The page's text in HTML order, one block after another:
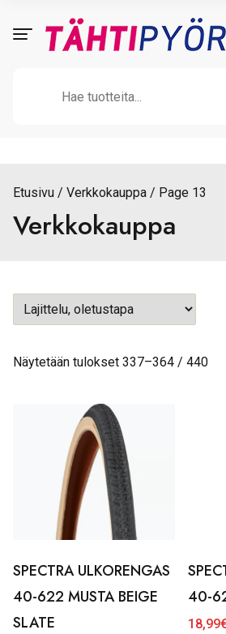
Etusivu Verkkokauppa Page 13
Verkkokauppa
Näytetään tulokset 337–364 / 440
SPECTRA ULKORENGAS
40-622 MUSTA BEIGE
SLATE
40-
18,99